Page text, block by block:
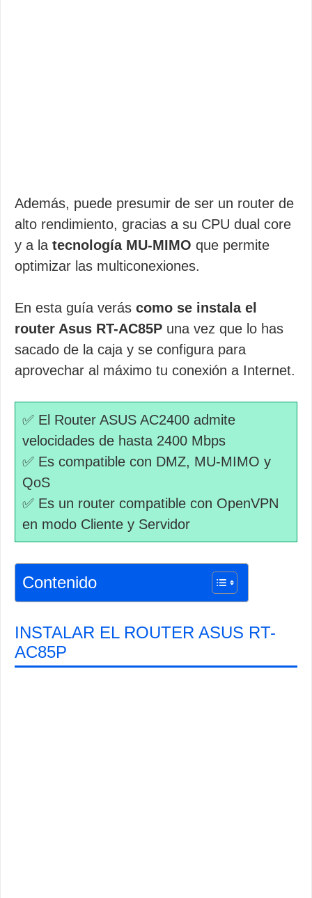
Además, puede presumir de ser un router de
alto rendimiento, gracias a su CPU dual core
y a la tecnología MU-MIMO que permite
optimizar las multiconexiones.
En esta guía verás como se instala el
router Asus RT-AC85P una vez que lo has
sacado de la caja y se configura para
aprovechar al máximo tu conexión a Internet.
✅ El Router ASUS AC2400 admite
velocidades de hasta 2400 Mbps
✅ Es compatible con DMZ, MU-MIMO y
QoS
✅ Es un router compatible con OpenVPN
en modo Cliente y Servidor
Contenido
INSTALAR EL ROUTER ASUS RT-
AC85P